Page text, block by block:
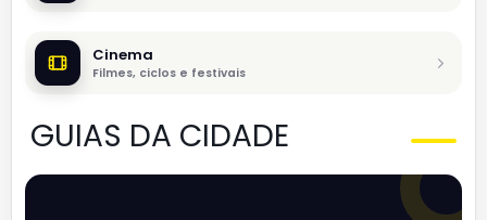
Cinema
Filmes, ciclos e festivais
GUIAS DA CIDADE